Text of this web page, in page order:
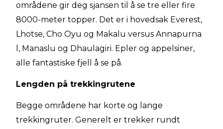
områdene gir deg sjansen til å se tre eller fire
8000-meter topper. Det er i hovedsak Everest,
Lhotse, Cho Oyu og Makalu versus Annapurna
l, Manaslu og Dhaulagiri. Epler og appelsiner,
alle fantastiske fjell å se på.
Lengden på trekkingrutene
Begge områdene har korte og lange
trekkingruter. Generelt er trekker rundt